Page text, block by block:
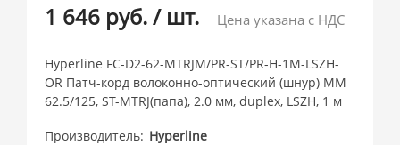
1 646 руб./ шт. Цена указана с НДС
Hyperline FC-D2-62-MTRJM/PR-ST/PR-H-1M-LSZH-
OR Патч-корд волоконно-оптический (шнур) MM
62.5/125, ST-MTRJ(папа), 2.0 мм, duplex, LSZH, 1 м
Производитель Hyperline